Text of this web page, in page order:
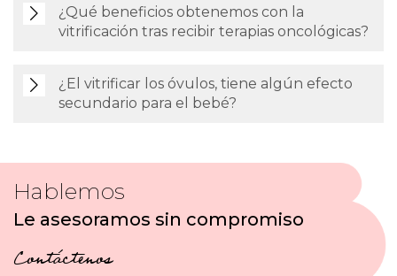
¿Qué beneficios obtenemos con la
vitrificación tras recibir terapias oncológicas?
¿El vitrificar los óvulos, tiene algún efecto
secundario para el bebé?
Hablemos
Le asesoramos sin compromiso
Contáctenos